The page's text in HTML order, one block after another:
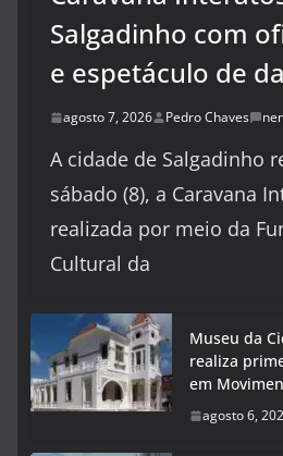
Salgadinho com
e espetáculo de
agosto 7, 2026 Pedro Chaves
A cidade de Salgadinho
sábado (8), a Caravana
realizada por meio da
Cultural da
Museu da
realiza
em
agosto 6,